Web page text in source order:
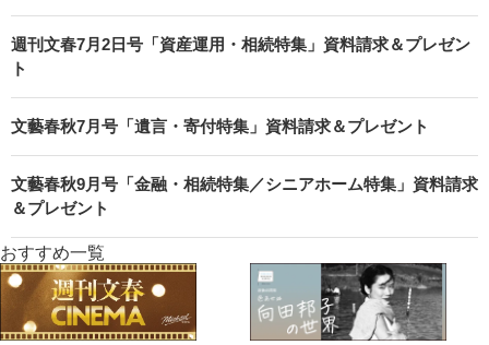
週刊文春7月2日号「資産運用・相続特集」資料請求＆プレゼン
ト
文藝春秋7月号「遺言・寄付特集」資料請求＆プレゼント
文藝春秋9月号「金融・相続特集／シニアホーム特集」資料請求
＆プレゼント
おすすめ一覧